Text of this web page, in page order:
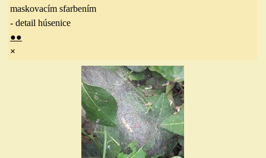
maskovacím sfarbením
- detail húsenice
●●
×